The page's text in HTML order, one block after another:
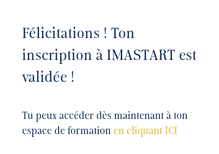
Félicitations ! Ton
inscription à IMASTART est
validée !
Tu peux accéder dès maintenant à ton
espace de formation en cliquant ICI